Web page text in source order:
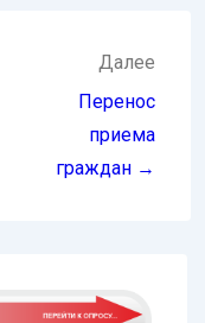
Далее
Перенос
приема
граждан →